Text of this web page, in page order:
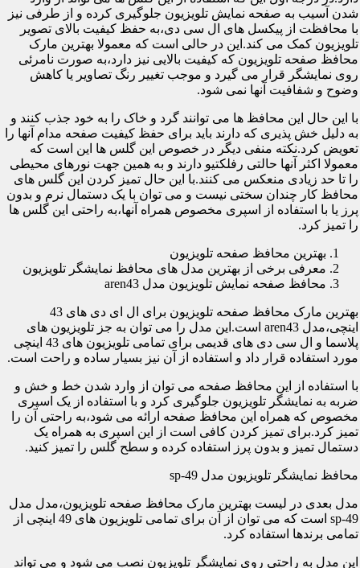
شدن آسیب به صفحه نمایش تلویزیون جلوگیری کرده و از طرفی نیز
با محافظت از پیکسل های ال سی دی،به حفظ کیفیت بالای تصویر
تلویزیون کمک می کند.این در حالی است که معمولا بهترین مارک
محافظ صفحه تلویزیون که کیفیت بالایی نیز دارد،به صورت نامرئی
روی نمایشگر قرار می گیرد و موجب تغییر رنگ تصاویر یا کاهش
وضوح و شفافیت آنها نمی شود.
با این حال این محافظ ها می توانند گرد و خاک را به خود جذب کنند و
به دلیل خش پذیری که دارند باید برای حفظ کیفیت صفحه مدام آنها را
تعویض کرد.نکته منفی دیگر در خصوص این گلس ها این است که
معمولا اکثر آنها حالتی رفلکتیو دارند و به همین جهت نورهای محیطی
را تا حد زیادی منعکس می کنند.با این حال تمیز کردن این گلس های
محافظ کار چندان سختی نیست و می توان با یک دستمال نرم و بدون
پرز یا با استفاده از اسپری مخصوص همراه آنها،به راحتی این گلس ها
را تمیز کرد.
بهترین محافظ صفحه تلویزیون
معرفی برخی از بهترین مدل های محافظ نمایشگر تلویزیون
محافظ صفحه نمایش تلویزیون مدل aren43
بهترین مارک محافظ صفحه تلویزیون برای ال ای دی های 43
اینچی،مدل aren43 است.این مدل را می توان به جز تلویزیون های
پلاسما و ال سی دی های قدیمی برای تمامی تلویزیون های 43 اینچی
مورد استفاده قرار داد و استفاده از آن نیز بسیار ساده و راحت است.
با استفاده از این محافظ صفحه می توان از وارد شدن خط و خش و
ضربه به نمایشگر تلویزیون جلوگیری کرد و با استفاده از یک اسپری
مخصوص که همراه این محافظ صفحه ارائه می شود،به راحتی آن را
تمیز کرد.برای تمیز کردن کافی است از این اسپری به همراه یک
دستمال تمیز و بدون پرز استفاده کرده و سطح گلس را تمیز کنید.
محافظ نمایشگر تلویزیون مدل sp-49
مدل بعدی در لیست بهترین مارک محافظ صفحه تلویزیون،مدل مدل
sp-49 است که می توان از آن برای تمامی تلویزیون های 49 اینچی از
تمامی برندها استفاده کرد.
این مدل به راحتی روی نمایشگر تلویزیون نصب می شود و می تواند